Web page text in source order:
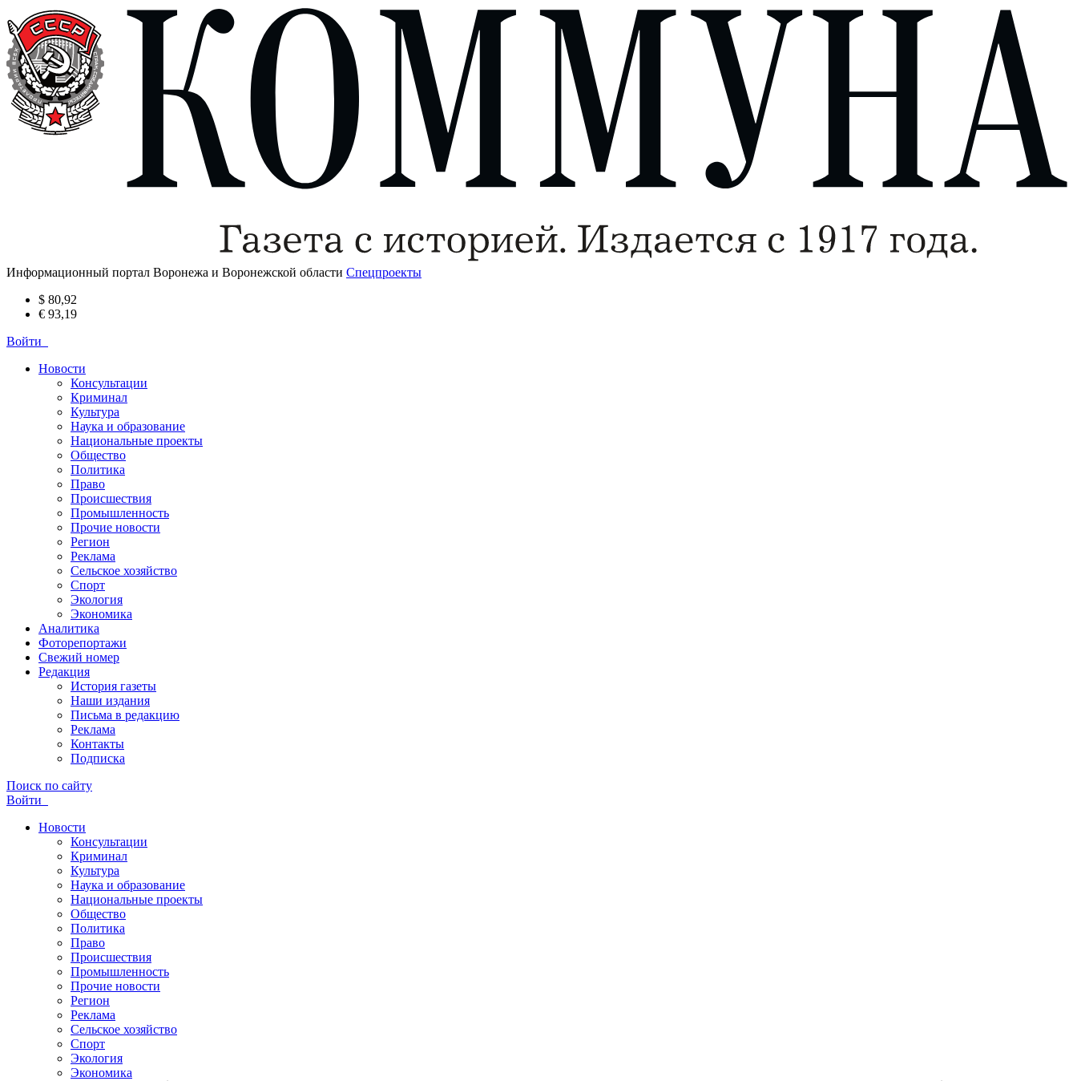
Информационный портал Воронежа и Воронежской области Спецпроекты
$ 80,92
€ 93,19
Войти
Новости
Консультации
Криминал
Культура
Наука и образование
Национальные проекты
Общество
Политика
Право
Происшествия
Промышленность
Прочие новости
Регион
Реклама
Сельское хозяйство
Спорт
Экология
Экономика
Аналитика
Фоторепортажи
Свежий номер
Редакция
История газеты
Наши издания
Письма в редакцию
Реклама
Контакты
Подписка
Поиск по сайту
Войти
Новости
Консультации
Криминал
Культура
Наука и образование
Национальные проекты
Общество
Политика
Право
Происшествия
Промышленность
Прочие новости
Регион
Реклама
Сельское хозяйство
Спорт
Экология
Экономика